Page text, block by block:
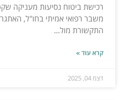
רכישת ביטוח נסיעות מעניקה
משבר רפואי אמיתי בחו"ל,
התקשורת מול...
קרא עוד »
דצמ 04, 2025